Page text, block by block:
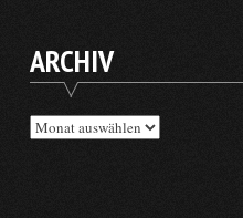
ARCHIV
Archiv